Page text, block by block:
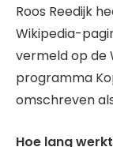
Roos Reedijk
Wikipedia-
vermeld op de
programma
omschreven
Hoe lang